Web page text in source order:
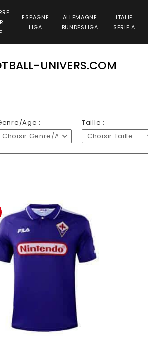
ESPAGNE
LIGA
ALLEMAGNE
BUNDESLIGA
ITALIE
SERIE A
UNIVERS.COM
Age :
Choisir Genre/Age
Taille :
Choisir Taille